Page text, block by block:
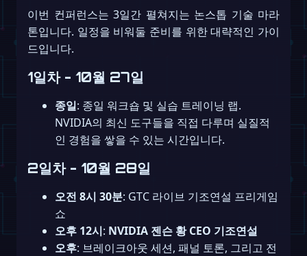
이번 컨퍼런스는 3일간 펼쳐지는 논스톱 기술 마라
톤입니다. 일정을 비워둘 준비를 위한 대략적인 가이
드입니다.
1일차 - 10월 27일
종일: 종일 워크숍 및 실습 트레이닝 랩.
NVIDIA의 최신 도구들을 직접 다루며 실질적
인 경험을 쌓을 수 있는 시간입니다.
2일차 - 10월 28일
오전 8시 30분: GTC 라이브 기조연설 프리게임
쇼
오후 12시: NVIDIA 젠슨 황 CEO 기조연설
오후: 브레이크아웃 세션, 패널 토론, 그리고 전